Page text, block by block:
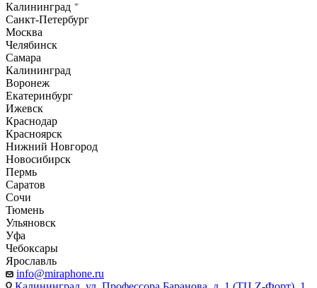
Калининград
Санкт-Петербург
Москва
Челябинск
Самара
Калининград
Воронеж
Екатеринбург
Ижевск
Краснодар
Красноярск
Нижний Новгород
Новосибирск
Пермь
Саратов
Сочи
Тюмень
Ульяновск
Уфа
Чебоксары
Ярославль
info@miraphone.ru